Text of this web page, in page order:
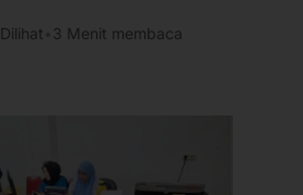
Dilihat 3 Menit membaca